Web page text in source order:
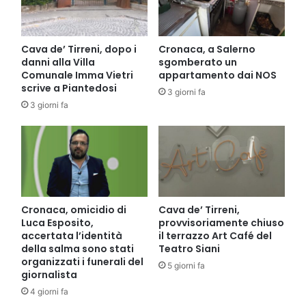
Cava de’ Tirreni, dopo i
danni alla Villa
Comunale Imma Vietri
scrive a Piantedosi
3 giorni fa
Cronaca, a Salerno
sgomberato un
appartamento dai NOS
3 giorni fa
Cronaca, omicidio di
Luca Esposito,
accertata l’identità
della salma sono stati
organizzati i funerali del
giornalista
4 giorni fa
Cava de’ Tirreni,
provvisoriamente chiuso
il terrazzo Art Café del
Teatro Siani
5 giorni fa